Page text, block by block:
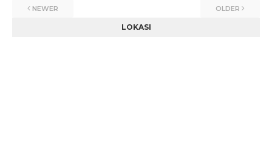
NEWER OLDER
LOKASI